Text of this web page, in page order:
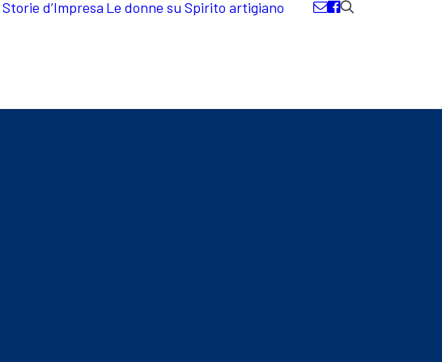
Storie d’Impresa Le donne su Spirito artigiano